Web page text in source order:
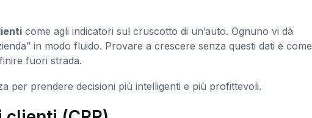
come agli indicatori sul cruscotto di un’auto. Ognuno vi dà
in modo fluido. Provare a crescere senza questi dati è come
fuori strada.
per prendere decisioni più intelligenti e più profittevoli.